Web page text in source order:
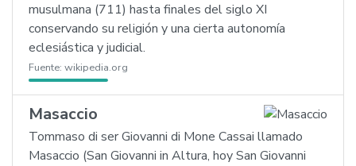
musulmana (711) hasta finales del siglo XI
conservando su religión y una cierta autonomía
eclesiástica y judicial.
Fuente: wikipedia.org
Masaccio
Tommaso di ser Giovanni di Mone Cassai llamado
Masaccio (San Giovanni in Altura, hoy San Giovanni